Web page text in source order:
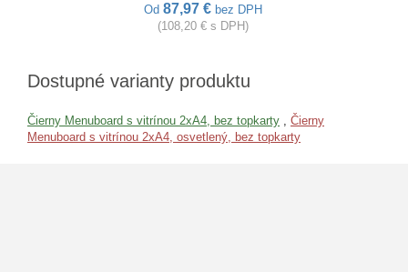
Od 87,97 € bez DPH
(108,20 € s DPH)
Dostupné varianty produktu
Čierny Menuboard s vitrínou 2xA4, bez topkarty , Čierny
Menuboard s vitrínou 2xA4, osvetlený, bez topkarty